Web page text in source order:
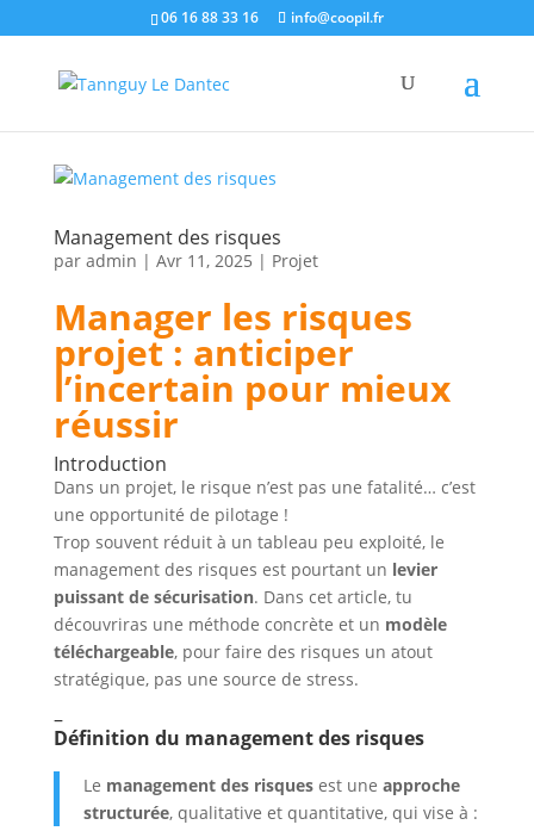
06 16 88 33 16 info@coopil.fr
Management des risques
par admin | Avr 11, 2025 | Projet
Manager les risques
projet : anticiper
l’incertain pour mieux
réussir
Introduction
Dans un projet, le risque n’est pas une fatalité… c’est
une opportunité de pilotage !
Trop souvent réduit à un tableau peu exploité, le
management des risques est pourtant un levier
puissant de sécurisation. Dans cet article, tu
découvriras une méthode concrète et un modèle
téléchargeable, pour faire des risques un atout
stratégique, pas une source de stress.
–
Définition du management des risques
Le management des risquesest une approche
structurée, qualitative et quantitative, qui vise à :